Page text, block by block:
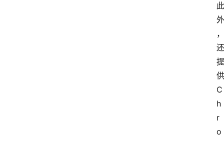
此
外
，
还
提
供
C
h
r
o